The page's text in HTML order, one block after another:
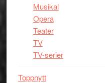
Musikal
Opera
Teater
TV
TV-serier
Toppnytt